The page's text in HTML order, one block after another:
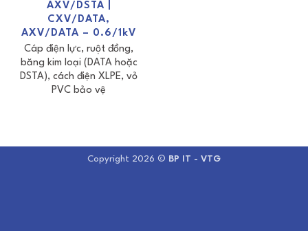
AXV/DSTA |
CXV/DATA,
AXV/DATA – 0.6/1kV
Cáp điện lực, ruột đồng,
băng kim loại (DATA hoặc
DSTA), cách điện XLPE, vỏ
PVC bảo vệ
Copyright 2026 © BP IT - VTG